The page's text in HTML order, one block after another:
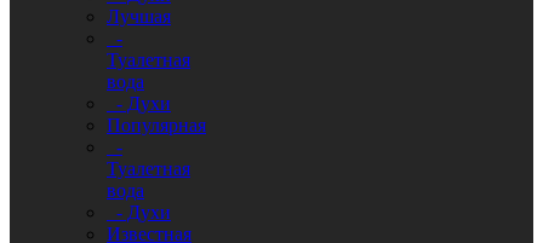
Лучшая
-
Туалетная
вода
- Духи
Популярная
-
Туалетная
вода
- Духи
Известная